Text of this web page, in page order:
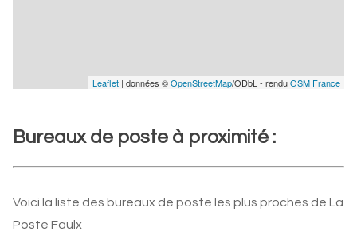
Leaflet | données ©OpenStreetMap/ODbL - renduOSM France
Bureaux de poste à proximité :
Voici la liste des bureaux de poste les plus proches de La
Poste Faulx